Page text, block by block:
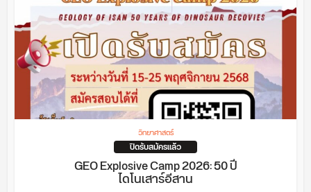
วิทยาศาสตร์
ปิดรับสมัครแล้ว
GEO Explosive Camp 2026: 50 ปี
ไดโนเสาร์อีสาน